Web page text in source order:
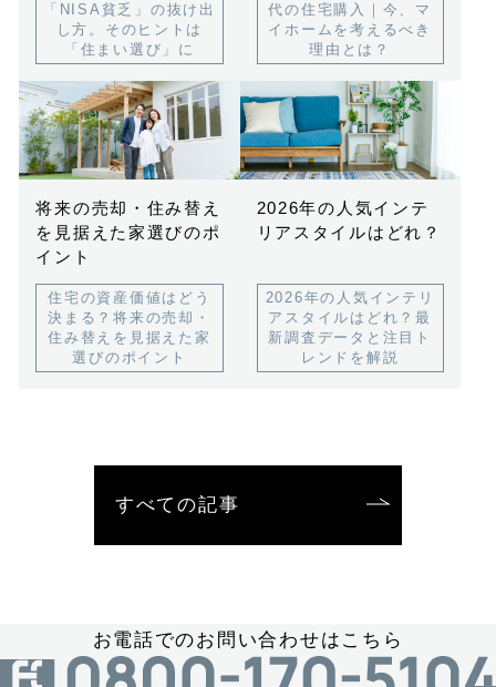
「NISA貧乏」の抜け出
し方。そのヒントは
「住まい選び」に
代の住宅購入｜今、マ
イホームを考えるべき
理由とは？
将来の売却・住み替え
を見据えた家選びのポ
イント
住宅の資産価値はどう
決まる？将来の売却・
住み替えを見据えた家
選びのポイント
2026年の人気インテ
リアスタイルはどれ？
2026年の人気インテリ
アスタイルはどれ？最
新調査データと注目ト
レンドを解説
すべての記事
お電話でのお問い合わせはこちら